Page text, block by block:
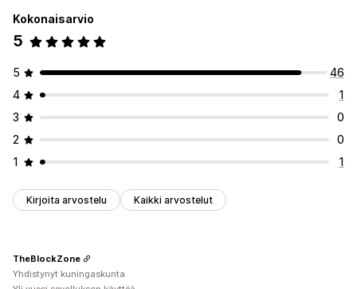
Kokonaisarvio
5
5
46
4
1
3
0
2
0
1
1
Kirjoita arvostelu Kaikki arvostelut
TheBlockZone
Yhdistynyt kuningaskunta